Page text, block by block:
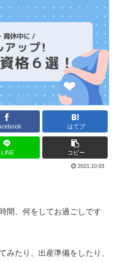
はてブ
LINE コピー
2021.10.03
間、何をしてお過ごしです
みたり、出産準備をしたり、